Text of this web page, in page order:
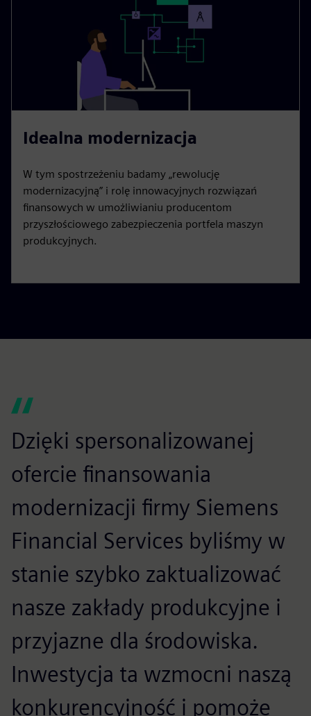
Idealna modernizacja
W tym spostrzeżeniu badamy „rewolucję
modernizacyjną” i rolę innowacyjnych rozwiązań
finansowych w umożliwianiu producentom
przyszłościowego zabezpieczenia portfela maszyn
produkcyjnych.
Dzięki spersonalizowanej
ofercie finansowania
modernizacji firmy Siemens
Financial Services byliśmy w
stanie szybko zaktualizować
nasze zakłady produkcyjne i
przyjazne dla środowiska.
Inwestycja ta wzmocni naszą
konkurencyjność i pomoże